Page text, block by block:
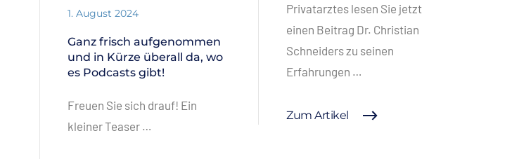
1. August 2024
Ganz frisch aufgenommen
und in Kürze überall da, wo
es Podcasts gibt!
Freuen Sie sich drauf! Ein
kleiner Teaser …
Privatarztes lesen Sie jetzt
einen Beitrag Dr. Christian
Schneiders zu seinen
Erfahrungen …
Zum Artikel